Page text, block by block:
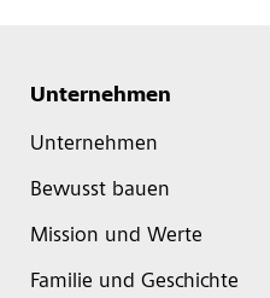
Unternehmen
Unternehmen
Bewusst bauen
Mission und Werte
Familie und Geschichte